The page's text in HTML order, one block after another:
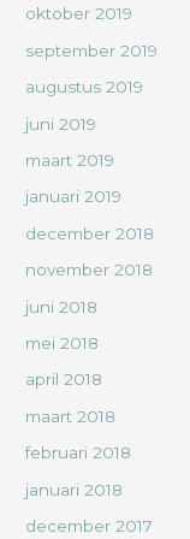
oktober 2019
september 2019
augustus 2019
juni 2019
maart 2019
januari 2019
december 2018
november 2018
juni 2018
mei 2018
april 2018
maart 2018
februari 2018
januari 2018
december 2017